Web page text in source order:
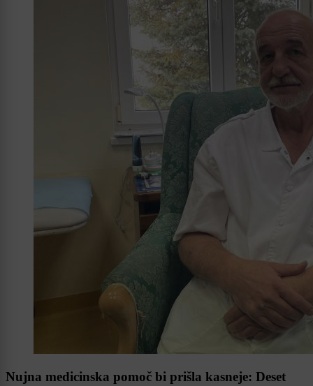
Nujna medicinska pomoč bi prišla kasneje: Deset